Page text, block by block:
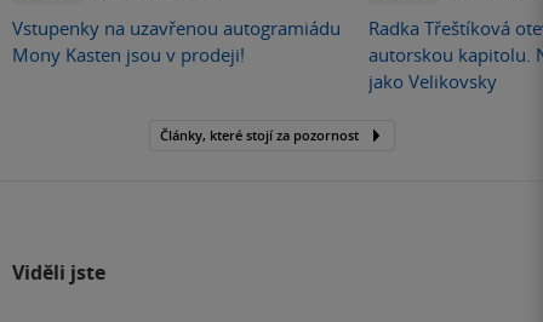
Vstupenky na uzavřenou autogramiádu
Mony Kasten jsou v prodeji!
Radka Třeštíková
autorskou kapitolu.
jako Velikovsky
Články, které stojí za pozornost
Viděli jste